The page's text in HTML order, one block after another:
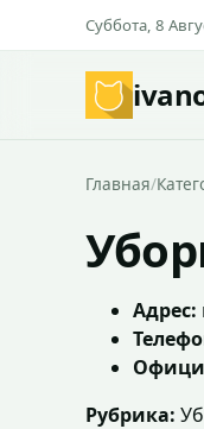
Суббота, 8
Главная/
Адрес:
Рубрика: